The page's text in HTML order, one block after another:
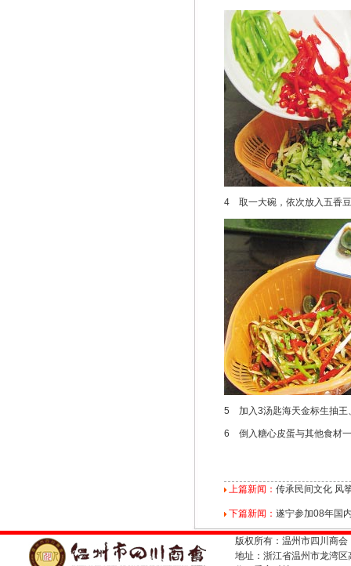
4 取一大碗，依次放入五香
5 加入3汤匙海天金标生抽王
6 倒入糖心皮蛋与其他食材
上篇新闻： 传承民间文化 风
下篇新闻： 遂宁参加08年国
版权所有：温州市四川商
地址：浙江省温州市龙湾